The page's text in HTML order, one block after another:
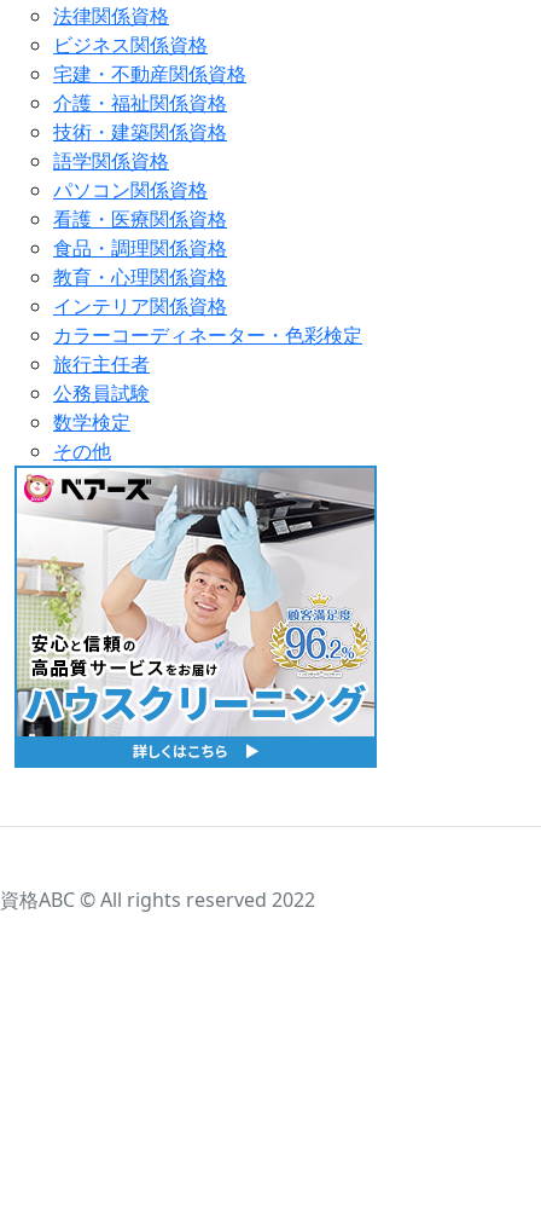
法律関係資格
ビジネス関係資格
宅建・不動産関係資格
介護・福祉関係資格
技術・建築関係資格
語学関係資格
パソコン関係資格
看護・医療関係資格
食品・調理関係資格
教育・心理関係資格
インテリア関係資格
カラーコーディネーター・色彩検定
旅行主任者
公務員試験
数学検定
その他
資格ABC © All rights reserved 2022